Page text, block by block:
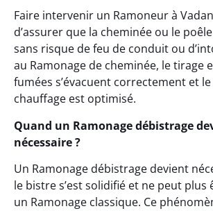
Faire intervenir un Ramoneur à
d’assurer que la cheminée ou le
sans risque de feu de conduit ou
au Ramonage de cheminée, le tirage
fumées s’évacuent correctement et
chauffage est optimisé.
Quand un Ramonage débistrage
nécessaire ?
Un Ramonage débistrage devient
le bistre s’est solidifié et ne peut
un Ramonage classique. Ce